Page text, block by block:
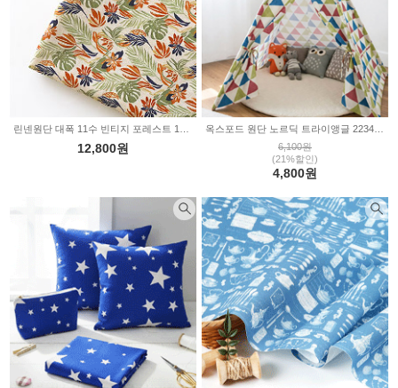
12,800원
6,100원
(21%할인)
4,800원